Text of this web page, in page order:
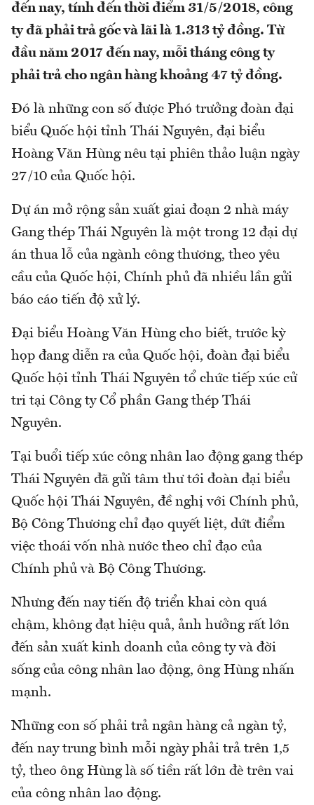
đến nay, tính đến thời điểm 31/5/2018, công
ty đã phải trả gốc và lãi là 1.313 tỷ đồng. Từ
đầu năm 2017 đến nay, mỗi tháng công ty
phải trả cho ngân hàng khoảng 47 tỷ đồng.
Đó là những con số được Phó trưởng đoàn đại
biểu Quốc hội tỉnh Thái Nguyên, đại biểu
Hoàng Văn Hùng nêu tại phiên thảo luận ngày
27/10 của Quốc hội.
Dự án mở rộng sản xuất giai đoạn 2 nhà máy
Gang thép Thái Nguyên là một trong 12 đại dự
án thua lỗ của ngành công thương, theo yêu
cầu của Quốc hội, Chính phủ đã nhiều lần gửi
báo cáo tiến độ xử lý.
Đại biểu Hoàng Văn Hùng cho biết, trước kỳ
họp đang diễn ra của Quốc hội, đoàn đại biểu
Quốc hội tỉnh Thái Nguyên tổ chức tiếp xúc cử
tri tại Công ty Cổ phần Gang thép Thái
Nguyên.
Tại buổi tiếp xúc công nhân lao động gang thép
Thái Nguyên đã gửi tâm thư tới đoàn đại biểu
Quốc hội Thái Nguyên, đề nghị với Chính phủ,
Bộ Công Thương chỉ đạo quyết liệt, dứt điểm
việc thoái vốn nhà nước theo chỉ đạo của
Chính phủ và Bộ Công Thương.
Nhưng đến nay tiến độ triển khai còn quá
chậm, không đạt hiệu quả, ảnh hưởng rất lớn
đến sản xuất kinh doanh của công ty và đời
sống của công nhân lao động, ông Hùng nhấn
mạnh.
Những con số phải trả ngân hàng cả ngàn tỷ,
đến nay trung bình mỗi ngày phải trả trên 1,5
tỷ, theo ông Hùng là số tiền rất lớn đè trên vai
của công nhân lao động.